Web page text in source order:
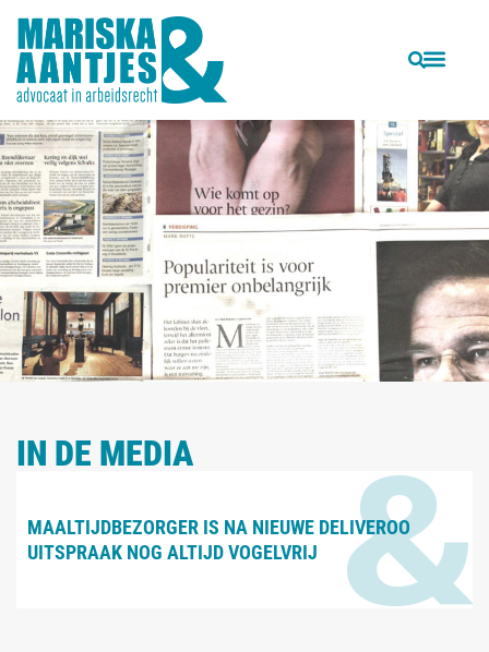
IN DE MEDIA
MAALTIJDBEZORGER IS NA NIEUWE DELIVEROO
UITSPRAAK NOG ALTIJD VOGELVRIJ